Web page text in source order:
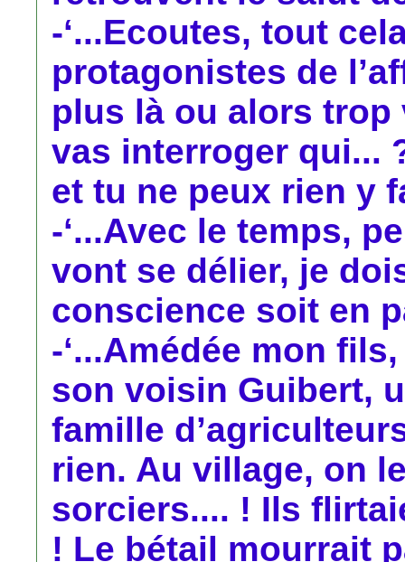
-‘...Ecoutes, tout
protagonistes de
plus là ou alors trop
vas interroger qui...
et tu ne peux rien y
-‘...Avec le temps,
vont se délier, je
conscience soit en
-‘...Amédée mon
son voisin Guibert,
famille
rien. Au village, on
sorciers.... ! Ils
! Le bétail mourrait